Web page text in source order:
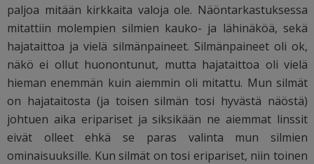
paljoa mitään kirkkaita valoja ole. Näöntarkastuksessa
mitattiin molempien silmien kauko- ja lähinäköä, sekä
hajataittoa ja vielä silmänpaineet. Silmänpaineet oli ok,
näkö ei ollut huonontunut, mutta hajataittoa oli vielä
hieman enemmän kuin aiemmin oli mitattu. Mun silmät
on hajataitosta (ja toisen silmän tosi hyvästä näöstä)
johtuen aika eripariset ja siksikään ne aiemmat linssit
eivät olleet ehkä se paras valinta mun silmien
ominaisuuksille. Kun silmät on tosi eripariset, niin toinen